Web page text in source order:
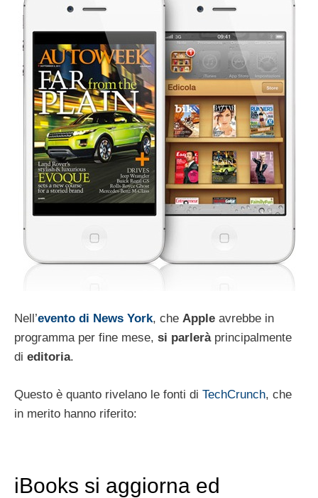
Nell’evento di News York, che Apple avrebbe in
programma per fine mese, si parleràprincipalmente
di editoria.
Questo è quanto rivelano le fonti di TechCrunch, che
in merito hanno riferito:
iBooks si aggiorna ed